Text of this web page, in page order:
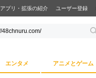
アプリ・拡張の紹介 ユーザー登録
エンタメ アニメとゲーム